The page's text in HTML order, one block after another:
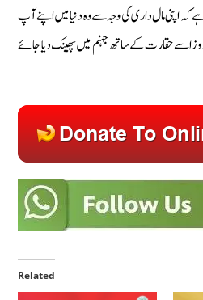
کہ اپنی مال داری کی وجہ سے وہ دنیا میں اپنے آپ
اسے حقارت کے ساتھ جہنم میں پھینک دیا جائے
Related